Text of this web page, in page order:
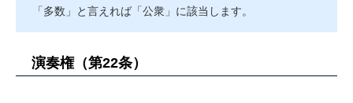
「多数」と言えれば「公衆」に該当します。
演奏権（第22条）